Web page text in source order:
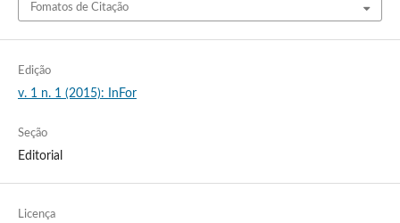
Fomatos de Citação
Edição
v. 1 n. 1 (2015): InFor
Seção
Editorial
Licença